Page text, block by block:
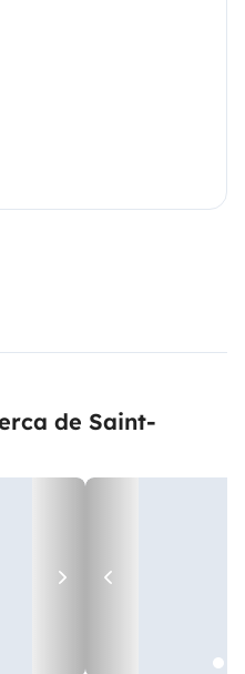
de Saint-